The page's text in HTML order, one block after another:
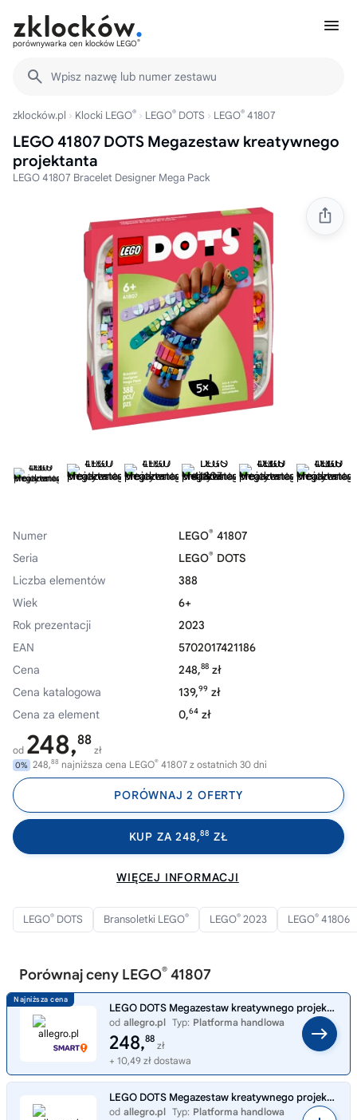
porównywarka cen klocków LEGO®
Wpisz nazwę lub numer zestawu
zklocków.pl Klocki LEGO® LEGO® DOTS LEGO® 41807
LEGO 41807 DOTS Megazestaw kreatywnego
projektanta
LEGO 41807 Bracelet Designer Mega Pack
Numer LEGO® 41807
Seria
LEGO® DOTS
Liczba elementów
388
Wiek
6+
Rok prezentacji
2023
EAN
5702017421186
Cena
248,88 zł
Cena katalogowa
139,99 zł
Cena za element
0,64 zł
od 248,88
zł
0% 248,88 najniższa cena LEGO® 41807 z ostatnich 30 dni
PORÓWNAJ 2 OFERTY
KUP ZA 248,88 ZŁ
WIĘCEJ INFORMACJI
LEGO® DOTS Bransoletki LEGO® LEGO® 2023 LEGO® 41806
Porównaj ceny LEGO® 41807
LEGO DOTS Megazestaw kreatywnego projektanta 41807
od allegro.pl Typ: Platforma handlowa
248,88
zł
+ 10,49 zł dostawa
LEGO DOTS Megazestaw kreatywnego projektanta 41807
od allegro.pl Typ: Platforma handlowa